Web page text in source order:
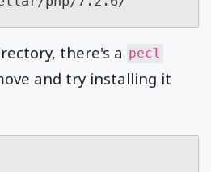
there's a pecl
and try installing it